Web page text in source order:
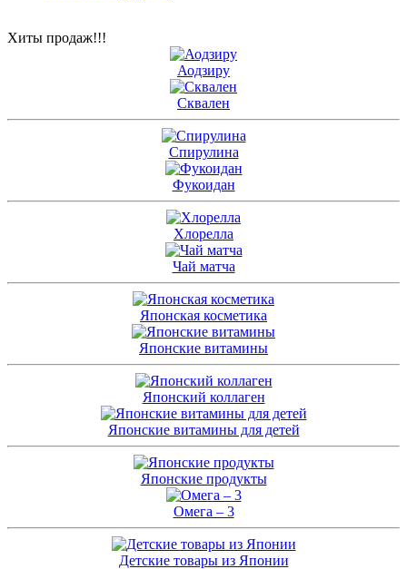
Хиты продаж!!!
Аодзиру
Сквален
Спирулина
Фукоидан
Хлорелла
Чай матча
Японская косметика
Японские витамины
Японский коллаген
Японские витамины для детей
Японские продукты
Омега – 3
Детские товары из Японии